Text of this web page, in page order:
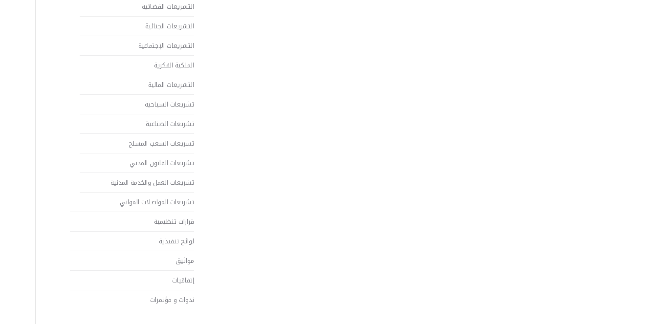
التشريعات القضائية
التشريعات الجنائية
التشريعات الإجتماعية
الملكية الفكرية
التشريعات المالية
تشريعات السياحية
تشريعات الصناعية
تشريعات الشعب المسلح
تشريعات القانون المدني
تشريعات العمل والخدمة المدنية
تشريعات المواصلات المواني
قرارات تنظيمية
لوائح تنفيذية
مواثيق
إتفاقيات
ندوات و مؤتمرات